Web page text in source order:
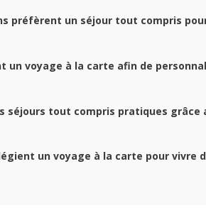
préfèrent un séjour tout compris
un voyage à la carte afin de
séjours tout compris pratiques grâce
un voyage à la carte pour vivre